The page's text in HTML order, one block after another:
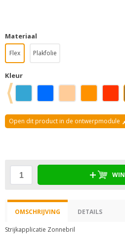
Materiaal
Flex Plakfolie
Kleur
Open dit product in de ontwerpmodule
OMSCHRIJVING DETAILS
Strijkapplicatie Zonnebril